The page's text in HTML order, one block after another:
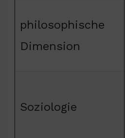
philosophische
Dimension
Soziologie